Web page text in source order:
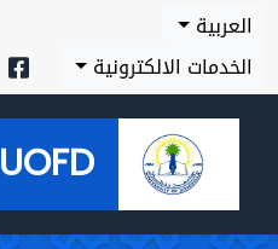
العربية
الخدمات الالكترونية
UOFD